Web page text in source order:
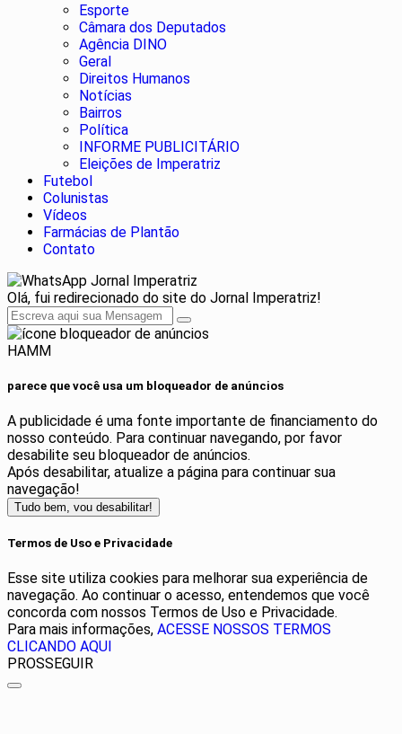
Esporte
Câmara dos Deputados
Agência DINO
Geral
Direitos Humanos
Notícias
Bairros
Política
INFORME PUBLICITÁRIO
Eleições de Imperatriz
Futebol
Colunistas
Vídeos
Farmácias de Plantão
Contato
Jornal Imperatriz
Olá, fui redirecionado do site do Jornal Imperatriz!
HAMM
parece que você usa um bloqueador de anúncios
A publicidade é uma fonte importante de financiamento do
nosso conteúdo. Para continuar navegando, por favor
desabilite seu bloqueador de anúncios.
Após desabilitar, atualize a página para continuar sua
navegação!
Tudo bem, vou desabilitar!
Termos de Uso e Privacidade
Esse site utiliza cookies para melhorar sua experiência de
navegação. Ao continuar o acesso, entendemos que você
concorda com nossos Termos de Uso e Privacidade.
Para mais informações, ACESSE NOSSOS TERMOS
CLICANDO AQUI
PROSSEGUIR